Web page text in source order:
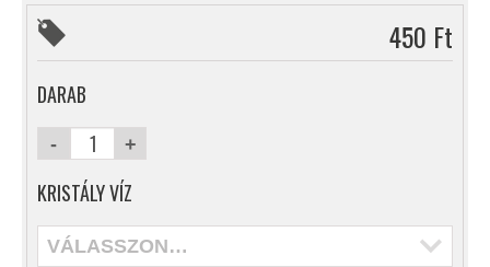
450 Ft
DARAB
KRISTÁLY VÍZ
VÁLASSZON…